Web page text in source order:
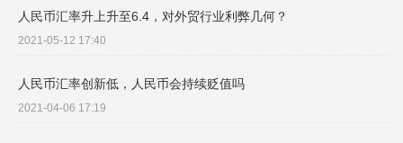
人民币汇率升上升至6.4，对外贸行业利弊几何？
2021-05-12 17:40
人民币汇率创新低，人民币会持续贬值吗
2021-04-06 17:19